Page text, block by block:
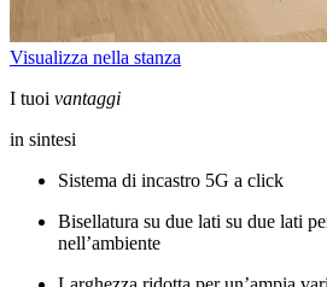
Visualizza nella stanza
I tuoi vantaggi
in sintesi
Sistema di incastro 5G a click
Bisellatura su due lati su due lati
nell’ambiente